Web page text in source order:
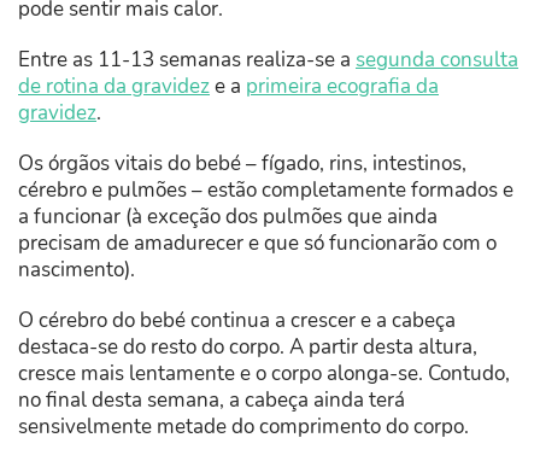
pode sentir mais calor.
Entre as 11-13 semanas realiza-se a segunda consulta
de rotina da gravideze a primeira ecografia da
gravidez.
Os órgãos vitais do bebé – fígado, rins, intestinos,
cérebro e pulmões – estão completamente formados e
a funcionar (à exceção dos pulmões que ainda
precisam de amadurecer e que só funcionarão com o
nascimento).
O cérebro do bebé continua a crescer e a cabeça
destaca-se do resto do corpo. A partir desta altura,
cresce mais lentamente e o corpo alonga-se. Contudo,
no final desta semana, a cabeça ainda terá
sensivelmente metade do comprimento do corpo.